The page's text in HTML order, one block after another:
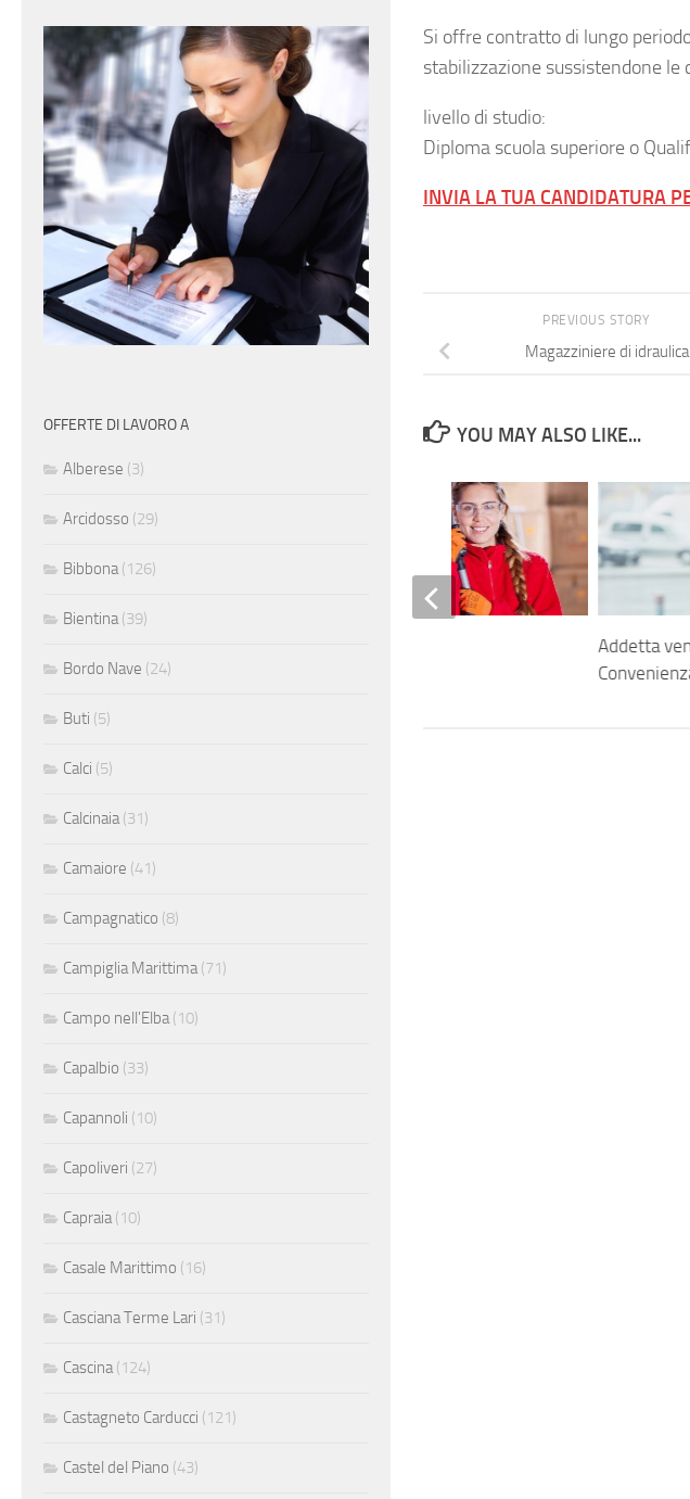
Si offre contratto di lungo
stabilizzazione sussistendone le
livello di studio:
Diploma scuola superiore o
INVIA LA TUA CANDIDATURA
PREVIOUS STORY
Magazziniere di idraulica
YOU MAY ALSO LIKE...
Addetta
OFFERTE DI LAVORO A
Alberese (3)
Arcidosso (29)
Bibbona(126)
Bientina(39)
Bordo Nave (24)
Buti (5)
Calci (5)
Calcinaia(31)
Camaiore (41)
Campagnatico (8)
Campiglia Marittima(71)
Campo nell'Elba(10)
Capalbio (33)
Capannoli (10)
Capoliveri (27)
Capraia(10)
Casale Marittimo (16)
Casciana Terme Lari (31)
Cascina(124)
Castagneto Carducci (121)
Castel del Piano (43)